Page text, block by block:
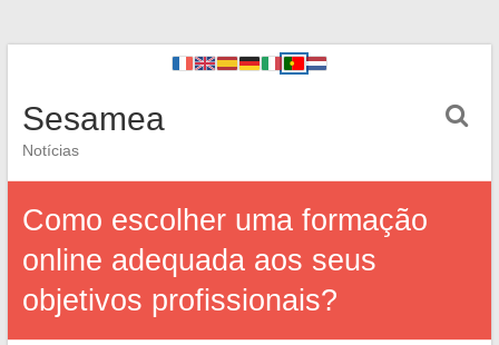
Sesamea
Notícias
Como escolher uma formação
online adequada aos seus
objetivos profissionais?